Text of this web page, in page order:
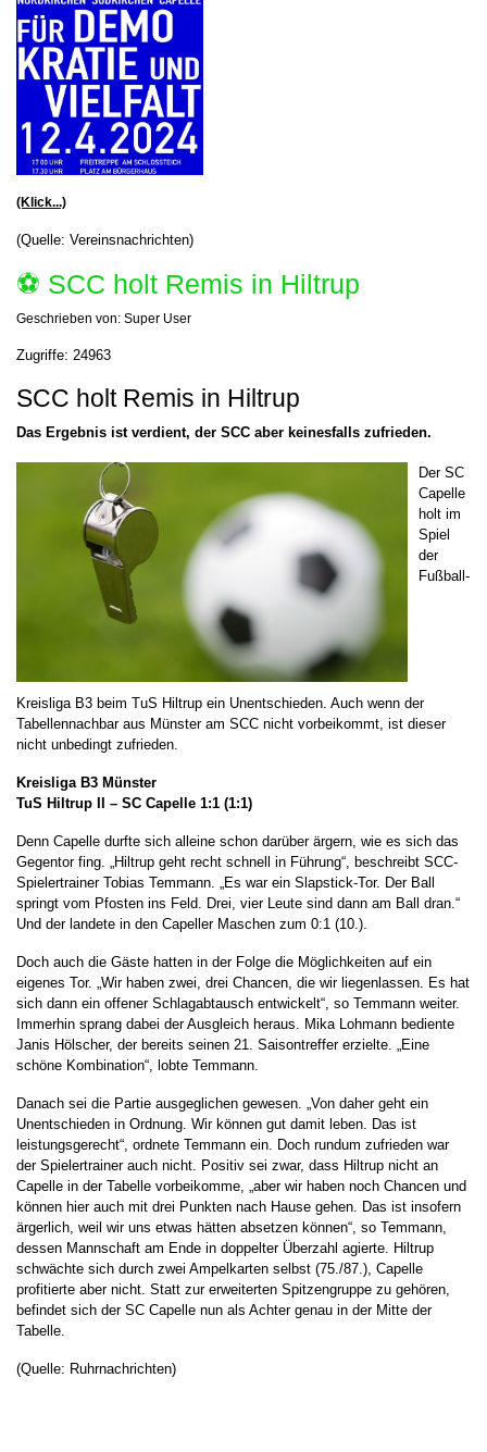
(Klick...)
(Quelle: Vereinsnachrichten)
⚽️ SCC holt Remis in Hiltrup
Geschrieben von: Super User
Zugriffe: 24963
SCC holt Remis in Hiltrup
Das Ergebnis ist verdient, der SCC aber keinesfalls zufrieden.
Der SC
Capelle
holt im
Spiel
der
Fußball-
Kreisliga B3 beim TuS Hiltrup ein Unentschieden. Auch wenn der
Tabellennachbar aus Münster am SCC nicht vorbeikommt, ist dieser
nicht unbedingt zufrieden.
Kreisliga B3 Münster
TuS Hiltrup II – SC Capelle 1:1 (1:1)
Denn Capelle durfte sich alleine schon darüber ärgern, wie es sich das
Gegentor fing. „Hiltrup geht recht schnell in Führung“, beschreibt SCC-
Spielertrainer Tobias Temmann. „Es war ein Slapstick-Tor. Der Ball
springt vom Pfosten ins Feld. Drei, vier Leute sind dann am Ball dran.“
Und der landete in den Capeller Maschen zum 0:1 (10.).
Doch auch die Gäste hatten in der Folge die Möglichkeiten auf ein
eigenes Tor. „Wir haben zwei, drei Chancen, die wir liegenlassen. Es hat
sich dann ein offener Schlagabtausch entwickelt“, so Temmann weiter.
Immerhin sprang dabei der Ausgleich heraus. Mika Lohmann bediente
Janis Hölscher, der bereits seinen 21. Saisontreffer erzielte. „Eine
schöne Kombination“, lobte Temmann.
Danach sei die Partie ausgeglichen gewesen. „Von daher geht ein
Unentschieden in Ordnung. Wir können gut damit leben. Das ist
leistungsgerecht“, ordnete Temmann ein. Doch rundum zufrieden war
der Spielertrainer auch nicht. Positiv sei zwar, dass Hiltrup nicht an
Capelle in der Tabelle vorbeikomme, „aber wir haben noch Chancen und
können hier auch mit drei Punkten nach Hause gehen. Das ist insofern
ärgerlich, weil wir uns etwas hätten absetzen können“, so Temmann,
dessen Mannschaft am Ende in doppelter Überzahl agierte. Hiltrup
schwächte sich durch zwei Ampelkarten selbst (75./87.), Capelle
profitierte aber nicht. Statt zur erweiterten Spitzengruppe zu gehören,
befindet sich der SC Capelle nun als Achter genau in der Mitte der
Tabelle.
(Quelle: Ruhrnachrichten)